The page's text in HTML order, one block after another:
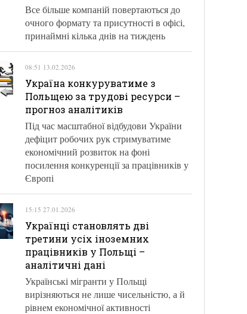
Все більше компаній повертаються до
очного формату та присутності в офісі,
принаймні кілька днів на тиждень
08:51 13.02.2026
Україна конкуруватиме з
Польщею за трудові ресурси –
прогноз аналітиків
Під час масштабної відбудови України
дефіцит робочих рук стримуватиме
економічний розвиток на фоні
посилення конкуренції за працівників у
Європі
15:15 27.01.2026
Українці становлять дві
третини усіх іноземних
працівників у Польщі –
аналітичні дані
Українські мігранти у Польщі
вирізняються не лише чисельністю, а й
рівнем економічної активності